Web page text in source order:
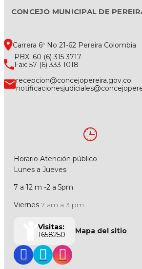
CONCEJO MUNICIPAL DE
Carrera 6ª No 21-62 Pereira Colombia
PBX: 60 (6) 315 3717
Fax: 57 (6) 333 1018
recepcion@concejopereira.gov.co
Horario Atención público
Lunes a Jueves
7 a 12 m -2 a 5pm
Viernes 7 am a 3 pm
Visitas:
1658250
Mapa del sitio